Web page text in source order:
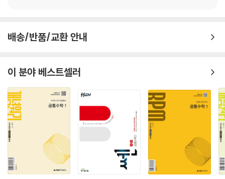
2. 개념 정리
습니다.
3. 기본 문제
- 각 단원의 핵심 개념과 기본 공식을 이용하여 풀 수 있는 계산 문제, 개념
이해 문제입니다. 기본 연산을 충분히 반복 연습할 수 있도록 구성하였습
니다.
4. 유형 문제
- 전국 내신 기출을 분석하여 유형별로 분류하여 제시하였습니다. 자주 출
제되는 문항에는 ‘중요’, ‘짱중요’ 표시를 하였고 자주 출제되는 교육청 문
제도 실었습니다.
배송/반품/교환 안내
이 분야 베스트셀러